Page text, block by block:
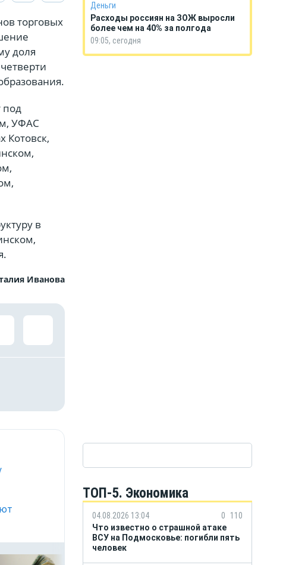
торговых
доля
под
УФАС
Котовск,
в
Иванова
Деньги
Расходы россиян на ЗОЖ выросли
более чем на 40% за полгода
09:05, сегодня
ТОП-5. Экономика
04.08.2026 13:04 0
110
Что известно о страшной атаке
ВСУ на Подмосковье: погибли пять
человек